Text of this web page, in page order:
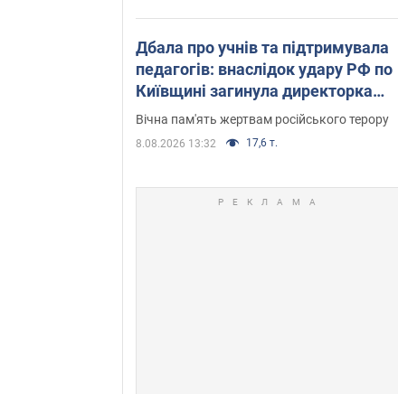
Дбала про учнів та підтримувала
педагогів: внаслідок удару РФ по
Київщині загинула директорка
київського ліцею, її чоловік та онук
Вічна пам'ять жертвам російського терору
8.08.2026 13:32 17,6 т.